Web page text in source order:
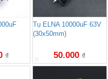
₫
Tụ ELNA 10000uF 63V
(30x50mm)
50.000 ₫
0